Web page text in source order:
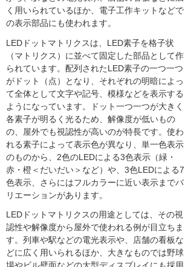
く用いられているほか、電子工作キットなどで
の表示部品にも使われます。
LEDドットマトリクスは、LED素子を格子状
（マトリクス）に並べて固定した部品として作
られています。配列されたLED素子の一つ一つ
がドット（点）となり、それぞれの明暗によっ
て全体として文字や記号、模様などを表示する
ようになっています。ドット一つ一つが大きく
各素子が明るく光るため、解像度が低いもの
の、屋外でも視認性が高いのが特長です。使わ
れる素子によって表示色が異なり、単一色表示
のものから、2色のLEDによる3色表示（緑・
赤・橙＜だいだい＞など）や、3色LEDによる7
色表示、さらにはフルカラーに近い表示までバ
リエーションがあります。
LEDドットマトリクスの用途としては、その視
認性や解像度から屋外で使われる例が目立ちま
す。列車や駅などの電光表示や、店舗の看板な
どに広く用いられるほか、大きなものでは野球
場やビル壁面などの大型ディスプレイにも採用